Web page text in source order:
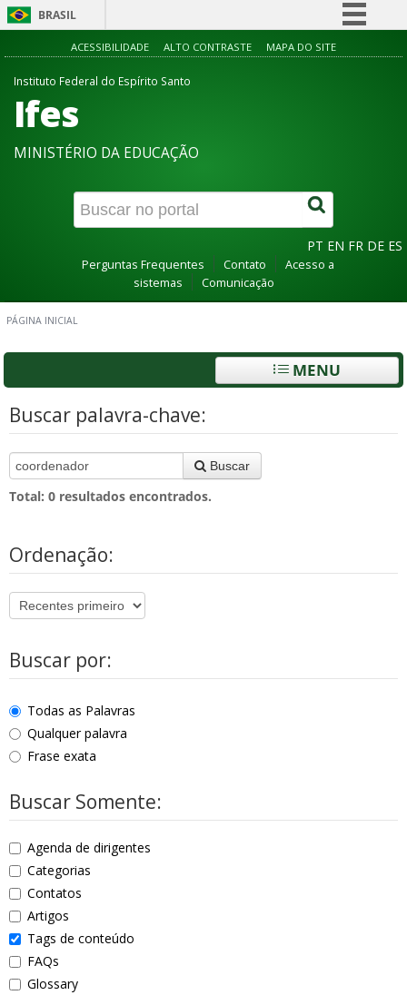
BRASIL
Simplifique!
Canais
ACESSIBILIDADE ALTO CONTRASTE MAPA DO SITE
Instituto Federal do Espírito Santo
Ifes
MINISTÉRIO DA EDUCAÇÃO
PT EN FR DE ES
Perguntas Frequentes Contato
Acesso a
sistemas
Comunicação
PÁGINA INICIAL
MENU
Buscar palavra-chave:
Buscar
Total: 0 resultados encontrados.
Ordenação:
Buscar por:
Todas as Palavras
Qualquer palavra
Frase exata
Buscar Somente:
Agenda de dirigentes
Categorias
Contatos
Artigos
Tags de conteúdo
FAQs
Glossary